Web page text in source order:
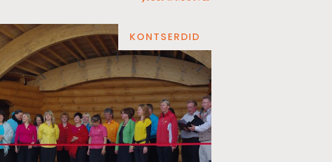
KONTSERDID